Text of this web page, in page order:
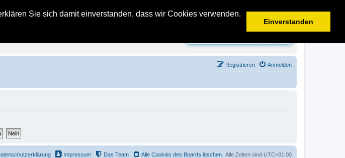
Sie sich damit einverstanden, dass wir Cookies verwenden.
Einverstanden
Anmelden
Registrieren
Alle Zeiten sind UTC+01:00
Alle Cookies des Boards löschen
Das Team
Impressum